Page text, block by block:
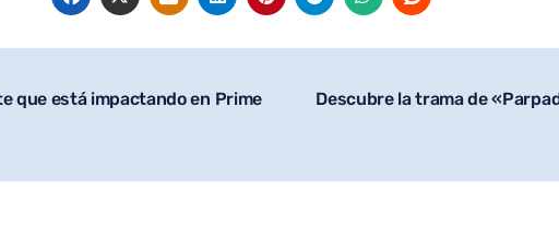
que está impactando en Prime
Descubre la trama de